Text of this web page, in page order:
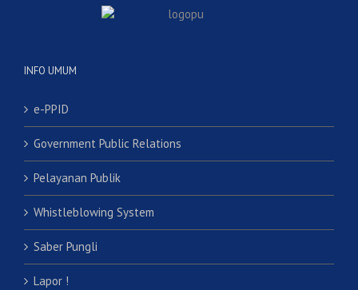
INFO UMUM
e-PPID
Government Public Relations
Pelayanan Publik
Whistleblowing System
Saber Pungli
Lapor !